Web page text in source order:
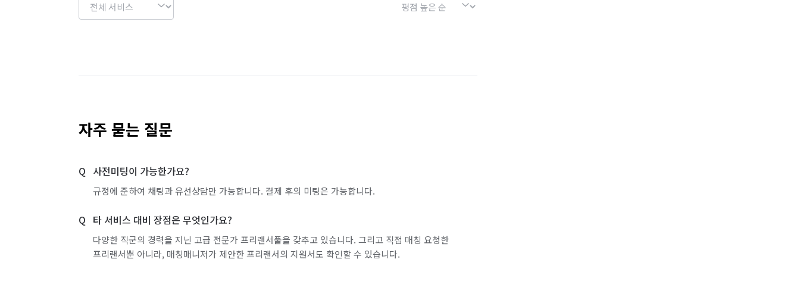
자주 묻는 질문
사전미팅이 가능한가요?
규정에 준하여 채팅과 유선상담만 가능합니다. 결제 후의 미팅은 가능합니다.
타 서비스 대비 장점은 무엇인가요?
다양한 직군의 경력을 지닌 고급 전문가 프리랜서풀을 갖추고 있습니다. 그리고 직접 매칭 요청한
프리랜서뿐 아니라, 매칭매니저가 제안한 프리랜서의 지원서도 확인할 수 있습니다.